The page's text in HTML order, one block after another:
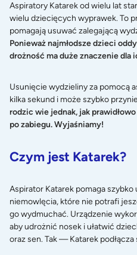
Aspiratory Katarek od wielu lat
wielu dziecięcych wyprawek. To
pomagają usuwać zalegającą
Ponieważ najmłodsze dzieci
drożność ma duże znaczenie dla
Usunięcie wydzieliny za pomocą
kilka sekund i może szybko
rodzic wie jednak, jak
po zabiegu. Wyjaśniamy!
Czym jest Katarek?
Aspirator Katarek pomaga
niemowlęcia, które nie potrafi
go wydmuchać. Urządzenie
aby udrożnić nosek i ułatwić
oraz sen. Tak — Katarek